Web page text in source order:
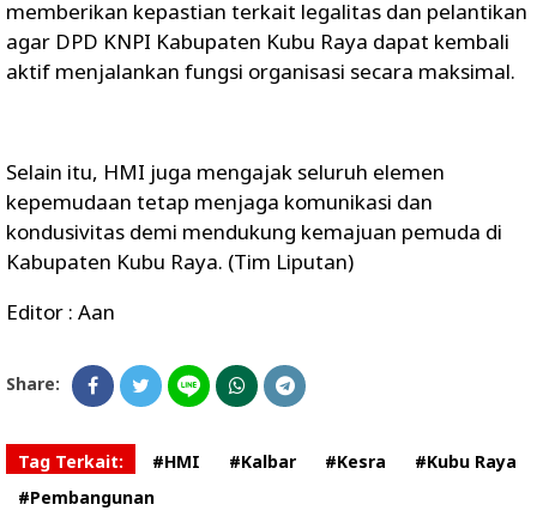
memberikan kepastian terkait legalitas dan pelantikan
agar DPD KNPI Kabupaten Kubu Raya dapat kembali
aktif menjalankan fungsi organisasi secara maksimal.
Selain itu, HMI juga mengajak seluruh elemen
kepemudaan tetap menjaga komunikasi dan
kondusivitas demi mendukung kemajuan pemuda di
Kabupaten Kubu Raya. (Tim Liputan)
Editor : Aan
Share:
Tag Terkait: #HMI #Kalbar #Kesra
#Kubu Raya
#Pembangunan